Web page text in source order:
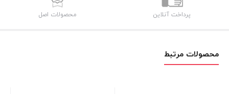
پرداخت آنلاین محصولات اصل
محصولات مرتبط